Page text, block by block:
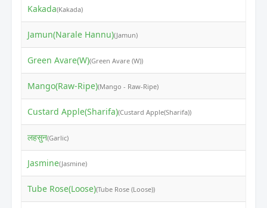
Kakada(Kakada)
Jamun(Narale Hannu)(Jamun)
Green Avare(W)(Green Avare (W))
Mango(Raw-Ripe)(Mango - Raw-Ripe)
Custard Apple(Sharifa)(Custard Apple(Sharifa))
लहसुन(Garlic)
Jasmine(Jasmine)
Tube Rose(Loose)(Tube Rose (Loose))